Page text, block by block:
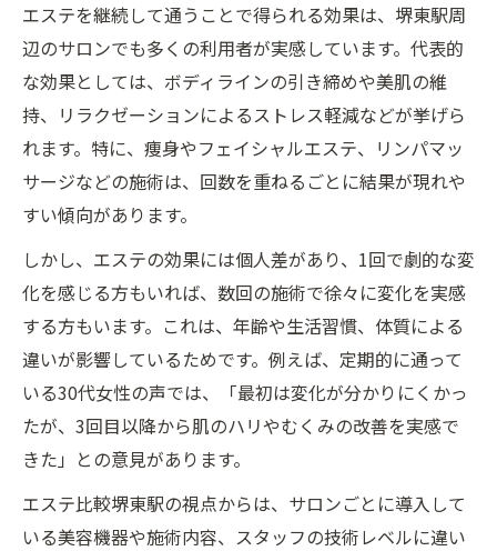
エステを継続して通うことで得られる効果は、堺東駅周
辺のサロンでも多くの利用者が実感しています。代表的
な効果としては、ボディラインの引き締めや美肌の維
持、リラクゼーションによるストレス軽減などが挙げら
れます。特に、痩身やフェイシャルエステ、リンパマッ
サージなどの施術は、回数を重ねるごとに結果が現れや
すい傾向があります。
しかし、エステの効果には個人差があり、1回で劇的な変
化を感じる方もいれば、数回の施術で徐々に変化を実感
する方もいます。これは、年齢や生活習慣、体質による
違いが影響しているためです。例えば、定期的に通って
いる30代女性の声では、「最初は変化が分かりにくかっ
たが、3回目以降から肌のハリやむくみの改善を実感で
きた」との意見があります。
エステ比較堺東駅の視点からは、サロンごとに導入して
いる美容機器や施術内容、スタッフの技術レベルに違い